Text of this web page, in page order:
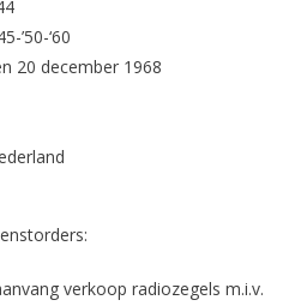
’50-‘60
20 december 1968
verkoop radiozegels m.i.v.